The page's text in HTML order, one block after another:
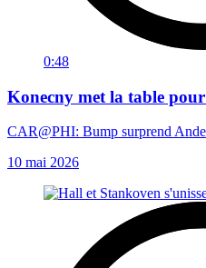
0:48
Konecny met la table
CAR@PHI: Bump surprend
10 mai 2026